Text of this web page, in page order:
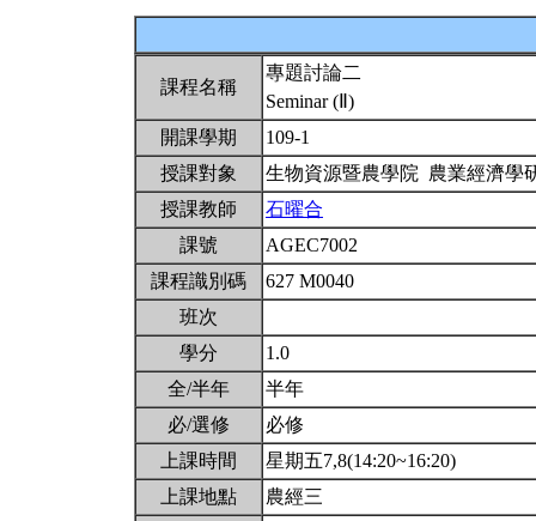
課程名稱
專題討論二
Seminar (Ⅱ)
開課學期
109-1
授課對象
生物資源暨農學院 農業經濟學
授課教師
石曜合
課號
AGEC7002
課程識別碼
627 M0040
班次
學分
1.0
全/半年
半年
必/選修
必修
上課時間
星期五7,8(14:20~16:20)
上課地點
農經三